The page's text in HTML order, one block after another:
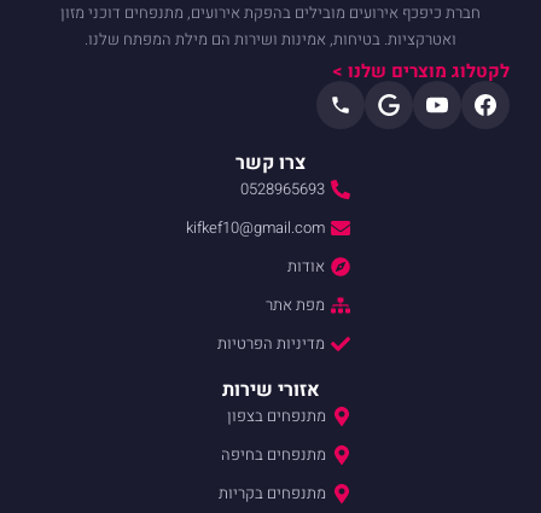
חברת כיפכף אירועים מובילים בהפקת אירועים, מתנפחים דוכני מזון
ואטרקציות. בטיחות, אמינות ושירות הם מילת המפתח שלנו.
לקטלוג מוצרים שלנו >
צרו קשר
0528965693
kifkef10@gmail.com
אודות
מפת אתר
מדיניות הפרטיות
אזורי שירות
מתנפחים בצפון
מתנפחים בחיפה
מתנפחים בקריות